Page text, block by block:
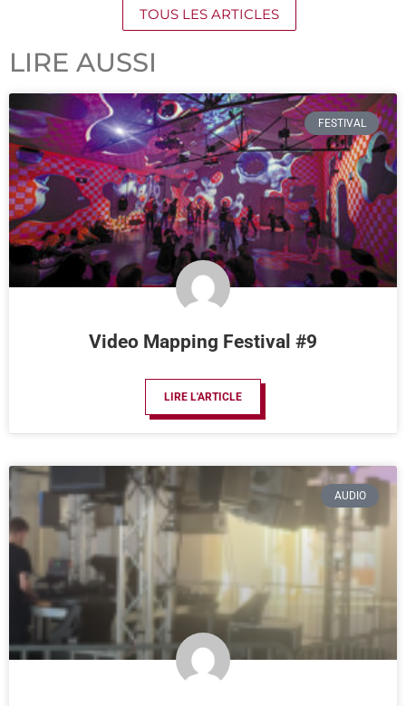
TOUS LES ARTICLES
LIRE AUSSI
FESTIVAL
Video Mapping Festival #9
LIRE L'ARTICLE
AUDIO